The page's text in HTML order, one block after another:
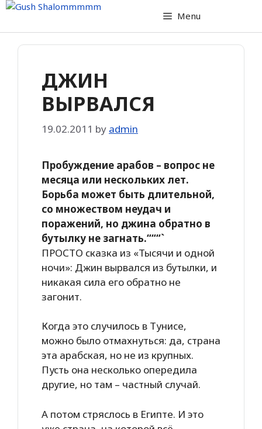
Skip
content
Menu
ДЖИН
ВЫРВАЛСЯ
19.02.2011 by admin
Пробуждение арабов – вопрос не
месяца или нескольких лет.
Борьба может быть длительной,
со множеством неудач и
поражений, но джина обратно в
бутылку не загнать.“““`
ПРОСТО сказка из «Тысячи и одной
ночи»: Джин вырвался из бутылки, и
никакая сила его обратно не
загонит.
Когда это случилось в Тунисе,
можно было отмахнуться: да, страна
эта арабская, но не из крупных.
Пусть она несколько опередила
другие, но там – частный случай.
А потом стряслось в Египте. И это